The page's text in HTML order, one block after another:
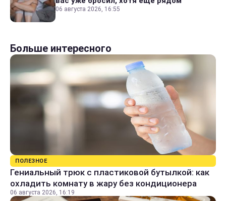
06 августа 2026, 16:55
Больше интересного
ПОЛЕЗНОЕ
Гениальный трюк с пластиковой бутылкой: как
охладить комнату в жару без кондиционера
06 августа 2026, 16:19